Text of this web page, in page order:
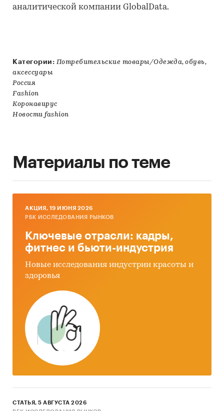
аналитической компании GlobalData.
Категории: Потребительские товары/Одежда, обувь,
аксессуары
Россия
Fashion
Коронавирус
Новости fashion
Материалы по теме
AКЦИЯ, 19 ИЮНЯ 2026
РБК ИССЛЕДОВАНИЯ РЫНКОВ
Ключевые отрасли: кадры,
фитнес и бьюти-индустрия
Новые исследования индустрии красоты и
здоровья
СТАТЬЯ, 5 АВГУСТА 2026